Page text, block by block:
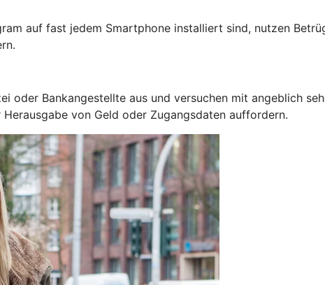
auf fast jedem Smartphone installiert sind, nutzen
oder Bankangestellte aus und versuchen mit angeblich
von Geld oder Zugangsdaten auffordern.